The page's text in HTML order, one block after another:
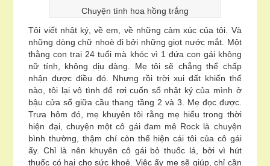
Chuyện tình hoa hồng trắng
Tôi viết nhật ký, về em, về những cảm xúc của tôi. Và
những dòng chữ nhoè đi bởi những giọt nước mắt. Một
thằng con trai 24 tuổi mà khóc vì 1 đứa con gái không
nữ tính, không dịu dàng. Mẹ tôi sẽ chẳng thể chấp
nhận được điều đó. Nhưng rồi trời xui đất khiến thế
nào, tôi lại vô tình để rơi cuốn sổ nhật ký của mình ở
bậu cửa sổ giữa cầu thang tầng 2 và 3. Mẹ đọc được.
Trưa hôm đó, mẹ khuyên tôi rằng mẹ hiểu trong thời
hiện đại, chuyện một cô gái đam mê Rock là chuyện
bình thường, thậm chí còn thể hiện cái tôi của cô gái
ấy. Chỉ là nên khuyên cô gái bỏ thuốc lá, bởi vì hút
thuốc có hại cho sức khoẻ. Việc ấy mẹ sẽ giúp, chỉ cần